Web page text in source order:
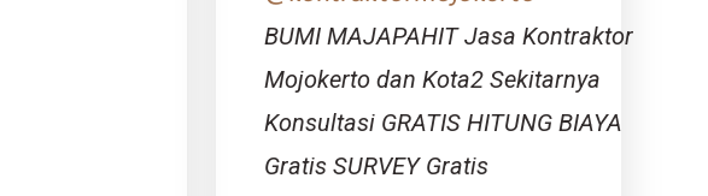
BUMI MAJAPAHIT Jasa Kontraktor
Mojokerto dan Kota2 Sekitarnya
Konsultasi GRATIS HITUNG BIAYA
Gratis SURVEY Gratis